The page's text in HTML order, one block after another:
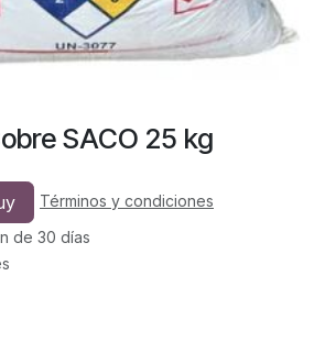
SACO 25 kg
Términos y condiciones
de 30 días